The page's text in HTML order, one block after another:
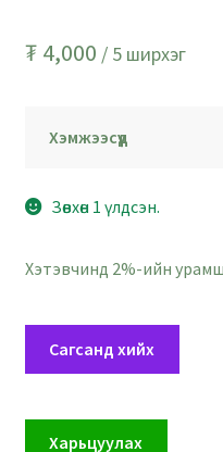
₮4,000 / 5 ширхэг
Хэмжээсүүд
Зөвхөн 1 үлдсэн.
Хэтэвчинд 2%-ийн
цэцгэн
цацаг
Сагсанд хийх
Харьцуулах